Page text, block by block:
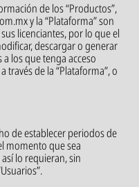
de los “Productos”,
y la “Plataforma” son
licenciantes, por lo que el
descargar o generar
los que tenga acceso
través de la “Plataforma”, o
de establecer periodos de
momento que sea
lo requieran, sin